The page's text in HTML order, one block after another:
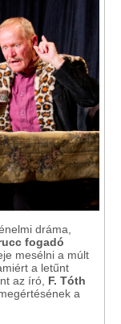
dráma,
fogadó
mesélni a múlt
a letűnt
az író, F. Tóth
a